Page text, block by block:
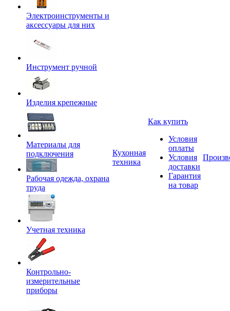
Электроинструменты и
аксессуары для них
Инструмент ручной
Изделия крепежные
Материалы для
подключения
Рабочая одежда, охрана
труда
Учетная техника
Контрольно-
измерительные
приборы
Кухонная
техника
Как купить
Условия
оплаты
Условия
доставки
Гарантия
на товар